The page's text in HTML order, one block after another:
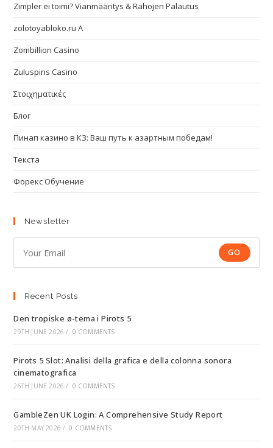
Zimpler ei toimi? Vianmääritys & Rahojen Palautus
zolotoyabloko.ru A
Zombillion Casino
Zuluspins Casino
Στοιχηματικές
Блог
Пинап казино в КЗ: Ваш путь к азартным победам!
Текста
Форекс Обучение
Newsletter
GO
Recent Posts
Den tropiske ø-tema i Pirots 5
29TH JUNE 2026 / 0 COMMENTS
Pirots 5 Slot: Analisi della grafica e della colonna sonora
cinematografica
26TH JUNE 2026 / 0 COMMENTS
GambleZen UK Login: A Comprehensive Study Report
20TH MAY 2026 / 0 COMMENTS